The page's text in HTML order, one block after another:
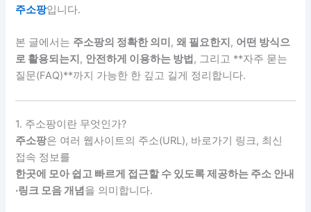
주소팡입니다.
본 글에서는 주소팡의 정확한 의미 ,왜 필요한지 , 어떤 방식으
로 활용되는지 , 안전하게 이용하는 방법 , 그리고 **자주 묻는
질문(FAQ)**까지 가능한 한 깊고 길게 정리합니다.
1. 주소팡이란 무엇인가?
주소팡은 여러 웹사이트의 주소(URL), 바로가기 링크, 최신
접속 정보를
한곳에 모아 쉽고 빠르게 접근할 수 있도록 제공하는 주소 안내
·링크 모음 개념 을 의미합니다.